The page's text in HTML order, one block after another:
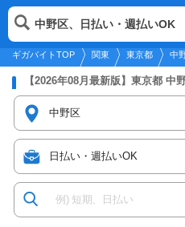
2026年8月9日更新
関東
ギガバイトTOP 関東 東京都 中
中野区、日払い・週払いOK
【2026年08月最新版】東京都 中野区の日払い・週払い
中野区
日払い・週払いOK